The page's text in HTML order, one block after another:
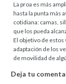
La proa es más
hasta la punta más
cotidiana: camas,
que los pueda
El objetivo de
adaptación de los
de movilidad de
Deja tu